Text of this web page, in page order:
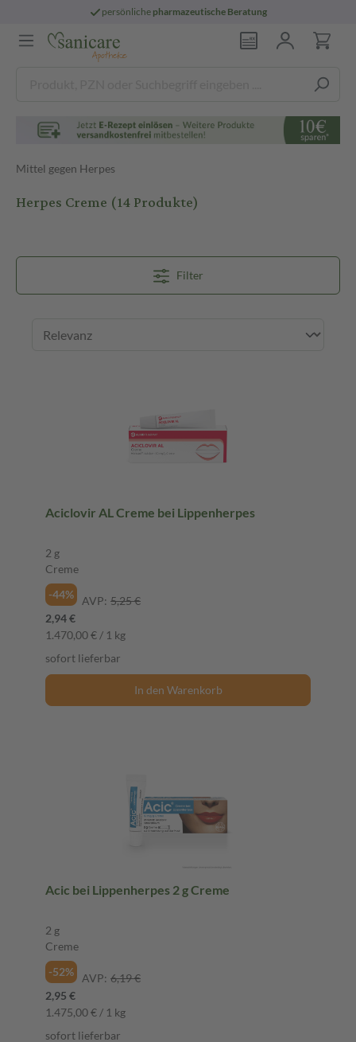
persönliche pharmazeutische Beratung
Mittel gegen Herpes
Herpes Creme (14 Produkte)
Filter
Aciclovir AL Creme bei Lippenherpes
2 g
Creme
-44%
AVP: 5,25 €
2,94 €
1.470,00 € / 1 kg
sofort lieferbar
In den Warenkorb
Acic bei Lippenherpes 2 g Creme
2 g
Creme
-52%
AVP: 6,19 €
2,95 €
1.475,00 € / 1 kg
sofort lieferbar